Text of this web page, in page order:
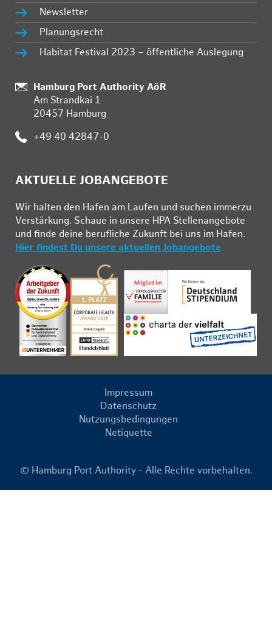
Newsletter
Planungsrecht
Habitat Festival 2023 – öffentliche Auslegung
Standort:
Hamburg Port Authority AöR
Am Strandkai 1
20457 Hamburg
Telefon:
+49 40 42847-0
AKTUELLE JOBANGEBOTE
Wir hal­ten den Ha­fen am Lau­fen und su­chen im­mer­zu
Ver­stär­kung. Schau­e in un­se­re HPA Stel­len­an­ge­bo­te
und fin­de deine be­ruf­li­che Zu­kunft bei uns im Ha­fen.
Hier findest Du unsere aktuellen Jobangebote
Impressum
Datenschutz
Nutzungsbedingungen
Netiquette
© Hamburg Port Authority - Alle Rechte vorbehalten.